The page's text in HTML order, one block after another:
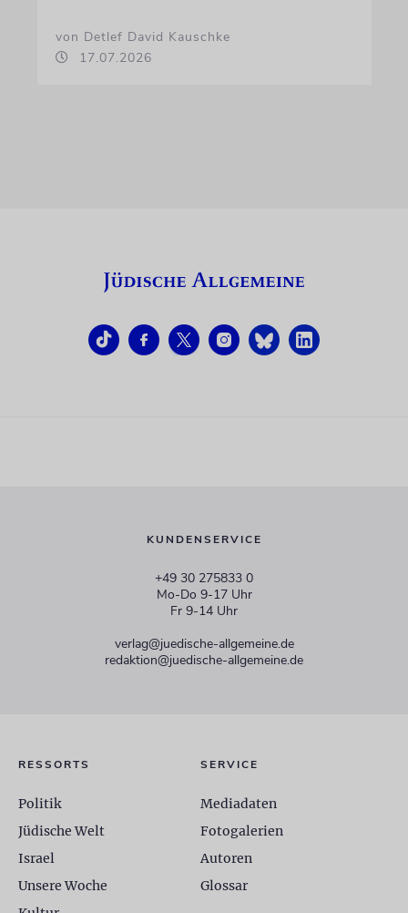
von Detlef David Kauschke
17.07.2026
KUNDENSERVICE
+49 30 275833 0
Mo-Do 9-17 Uhr
Fr 9-14 Uhr
verlag@juedische-allgemeine.de
redaktion@juedische-allgemeine.de
RESSORTS
Politik
Jüdische Welt
Israel
Unsere Woche
SERVICE
Mediadaten
Fotogalerien
Autoren
Glossar